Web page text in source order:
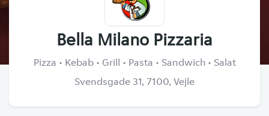
Bella Milano Pizzaria
Pizza • Kebab • Grill • Pasta • Sandwich • Salat
Svendsgade 31, 7100, Vejle